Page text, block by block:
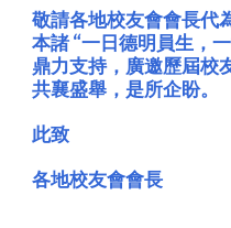
敬請各地校友會會長代
本諸 “一日德明員生，
鼎力支持，廣邀歷屆校
共襄盛舉，是所企盼。
此致
各地校友會會長